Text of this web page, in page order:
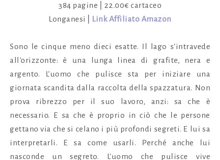
384 pagine | 22.00€ cartaceo
Longanesi | Link Affiliato Amazon
Sono le cinque meno dieci esatte. Il lago s'intravede
all'orizzonte: è una lunga linea di grafite, nera e
argento. L'uomo che pulisce sta per iniziare una
giornata scandita dalla raccolta della spazzatura. Non
prova ribrezzo per il suo lavoro, anzi: sa che è
necessario. E sa che è proprio in ciò che le persone
gettano via che si celano i più profondi segreti. E lui sa
interpretarli. E sa come usarli. Perché anche lui
nasconde un segreto. L'uomo che pulisce vive